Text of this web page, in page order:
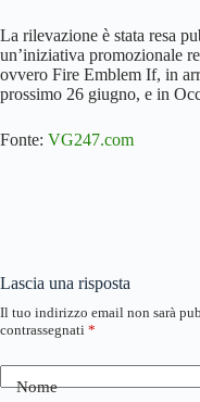
La rilevazione è stata resa
un’iniziativa promozionale
ovvero Fire Emblem If, in
prossimo 26 giugno, e in
Fonte: VG247.com
Lascia una risposta
Il tuo indirizzo email non sarà
contrassegnati *
Nome